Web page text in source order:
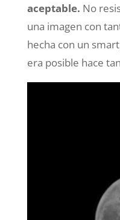
aceptable. No
una imagen con
hecha con un
era posible hace